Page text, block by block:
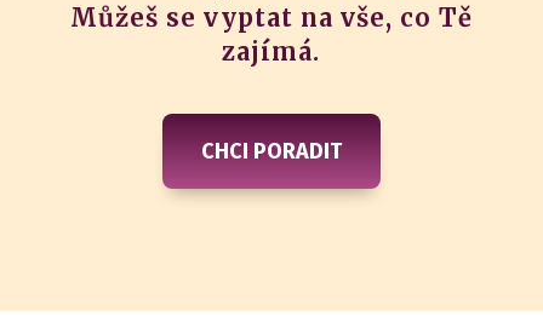
Můžeš se vyptat na vše, co Tě
zajímá.
CHCI PORADIT